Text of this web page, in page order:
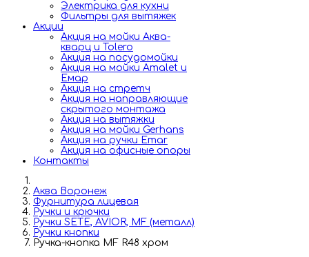
Электрика для кухни
Фильтры для вытяжек
Акции
Акция на мойки Аква-
кварц и Tolero
Акция на посудомойки
Акция на мойки Amalet и
Емар
Акция на стретч
Акция на направляющие
скрытого монтажа
Акция на вытяжки
Акция на мойки Gerhans
Акция на ручки Emar
Акция на офисные опоры
Контакты
Аква Воронеж
Фурнитура лицевая
Ручки и крючки
Ручки SETE, AVIOR, MF (металл)
Ручки кнопки
Ручка-кнопка MF R48 хром